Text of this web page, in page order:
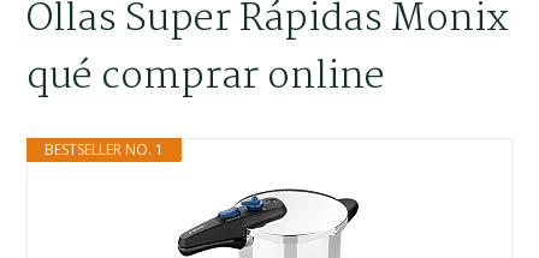
Ollas Super Rápidas Monix
qué comprar online
BESTSELLER NO. 1